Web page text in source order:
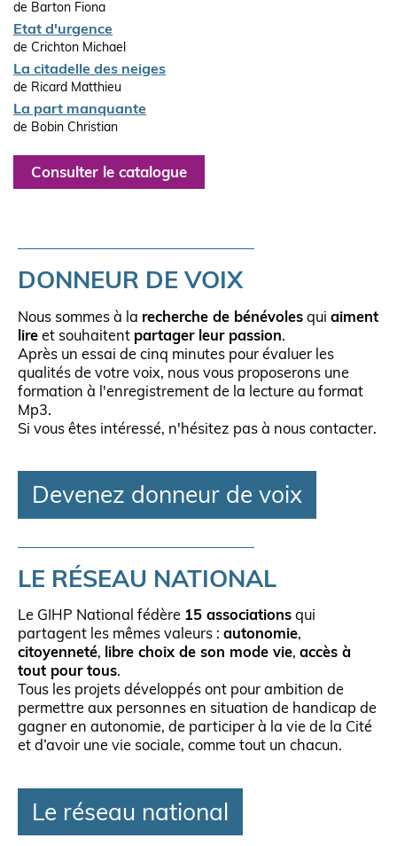
de Barton Fiona
Etat d'urgence
de Crichton Michael
La citadelle des neiges
de Ricard Matthieu
La part manquante
de Bobin Christian
Consulter le catalogue
DONNEUR DE VOIX
Nous sommes à la recherche de bénévoles qui aiment
lire et souhaitent partager leur passion.
Après un essai de cinq minutes pour évaluer les
qualités de votre voix, nous vous proposerons une
formation à l'enregistrement de la lecture au format
Mp3.
Si vous êtes intéressé, n'hésitez pas à nous contacter.
Devenez donneur de voix
LE RÉSEAU NATIONAL
Le GIHP National fédère 15 associations qui
partagent les mêmes valeurs : autonomie,
citoyenneté, libre choix de son mode vie, accès à
tout pour tous.
Tous les projets développés ont pour ambition de
permettre aux personnes en situation de handicap de
gagner en autonomie, de participer à la vie de la Cité
et d’avoir une vie sociale, comme tout un chacun.
Le réseau national